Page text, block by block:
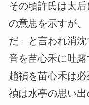
その頃許氏は太
の意思を示すが
だ」と言われ消
音を苗心禾に吐
趙禎を苗心禾は
禎は水亭の思い